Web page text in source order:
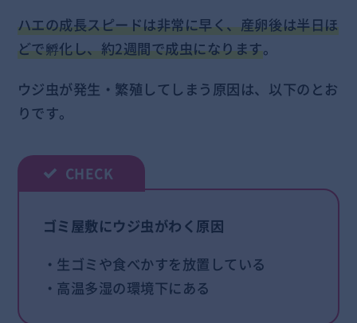
ハエの成長スピードは非常に早く、産卵後は半日ほ
どで孵化し、約2週間で成虫になります。
ウジ虫が発生・繁殖してしまう原因は、以下のとお
りです。
ゴミ屋敷にウジ虫がわく原因
・生ゴミや食べかすを放置している
・高温多湿の環境下にある